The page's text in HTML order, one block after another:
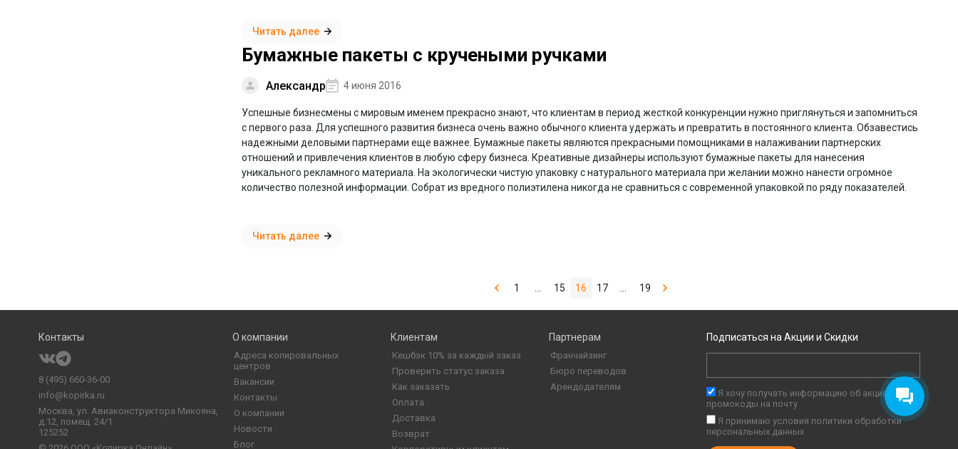
Читать далее
Бумажные пакеты с кручеными ручками
Александр 4 июня 2016
Успешные бизнесмены с мировым именем прекрасно знают, что клиентам в период жесткой конкуренции нужно приглянуться и запомниться
с первого раза. Для успешного развития бизнеса очень важно обычного клиента удержать и превратить в постоянного клиента. Обзавестись
надежными деловыми партнерами еще важнее. Бумажные пакеты являются прекрасными помощниками в налаживании партнерских
отношений и привлечения клиентов в любую сферу бизнеса. Креативные дизайнеры используют бумажные пакеты для нанесения
уникального рекламного материала. На экологически чистую упаковку с натурального материала при желании можно нанести огромное
количество полезной информации. Собрат из вредного полиэтилена никогда не сравниться с современной упаковкой по ряду показателей.
Читать далее
1 15 16 17 19
Контакты
8 (495) 660-36-00
info@kopirka.ru
Москва, ул. Авиаконструктора Микояна,
д.12, помещ. 24/1
125252
О компании
Адреса копировальных
центров
Вакансии
Контакты
О компании
Новости
Блог
Клиентам
Кешбэк 10% за каждый заказ
Проверить статус заказа
Как заказать
Оплата
Доставка
Возврат
Партнерам
Франчайзинг
Бюро переводов
Арендодателям
Подписаться на Акции и Скидки
Я хочу получать информацию об акциях и
промокоды на почту
Я принимаю условия политики обработки
персональных данных